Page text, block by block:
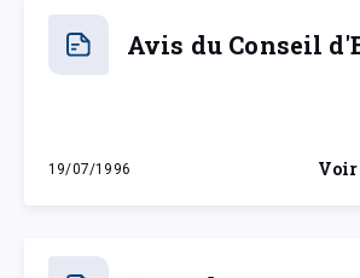
Avis du Conseil
19/07/1996
vendredi 19 juillet 1996
Voir